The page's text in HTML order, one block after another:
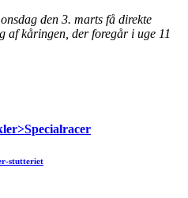
den 3. marts få direkte
af kåringen, der foregår i uge 11
stutteriet